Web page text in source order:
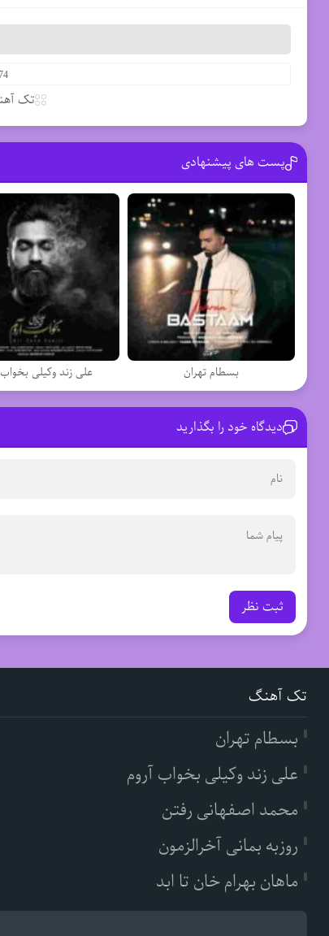
تک
پست های پیشنهادی
بسطام تهران علی زند وکیلی
دیدگاه خود را بگذارید
ثبت نظر
تک آهنگ
بسطام تهران
علی زند وکیلی بخواب آروم
محمد اصفهانی رفتن
روزبه بمانی آخرالزمون
ماهان بهرام خان تا ابد